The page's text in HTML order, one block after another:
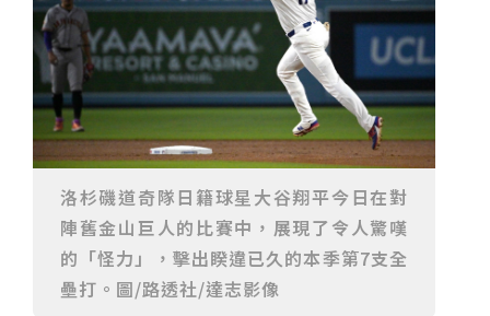
加爾奪世界盃開門紅
搶攻端午連假人潮 臺北天文館推銀河特展與免費劇場搶
客
台中》萬豐國小奪少棒全國冠軍 赴美參賽盼各界正視
500萬經費缺口
蕭美琴視察帛琉Malakal島開發計畫 盼深化台帛水產與
醫療合作
婦人眼角冒水皰確診帶狀皰疹 臺中醫院跨科即時診治化
解失明與腦炎危機
參山處「梨山原民歌舞與工藝體驗」6月登場 結合永續
觀光推深度部落旅遊
台中》中央挹注逾8成！蔡其昌爭取4980萬 翻新清水五
權路道路與人行步道
智慧科技解救護士的腿！中山醫大與仁寶攜手「送藥機
器人」月省醫護120公里步程
台北》污水廠變身都市綠洲！內湖運動公園全新戲水區
盛大開放 智慧預約環教體驗
嘉義》搶攻端午親子商機！嘉義縣推「沉浸式角色扮
演」 邀學童化身小海盜、建築職人全台放電
阿里山精品咖啡香 成為端午與暑假深度旅遊新亮點
臺中甩「六都第一胖」稱號！「2026台中星燃計畫」啟
動 祭150萬獎金邀市民健康減重
跨界解密「健康一體」 科博館、國衛院特展登場 手機
化身探險工具自主解謎
活潑親切打破失智框架！日王牌業務丹野智文抗病13
年，靠「第二大腦」獨自來台分享生命淚水
國際保育盛事首移師亞洲 Joint TAG全球專家會議臺北
洛杉磯道奇隊日籍球星大谷翔平今日在對
陣舊金山巨人的比賽中，展現了令人驚嘆
的「怪力」，擊出睽違已久的本季第7支全
壘打。圖/路透社/達志影像